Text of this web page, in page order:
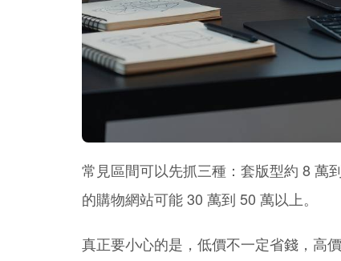
常見區間可以先抓三種：套版型約 8 萬
的購物網站可能 30 萬到 50 萬以上。
真正要小心的是，低價不一定省錢，高